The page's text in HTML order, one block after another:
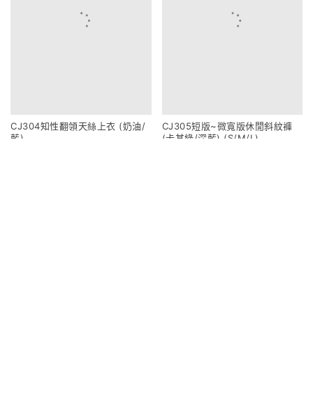
CJ304知性翻領天絲上衣 (奶油/
藍)
CJ305短版~微寬版休閒斜紋褲
(卡其綠/深藍) (S/M/L)